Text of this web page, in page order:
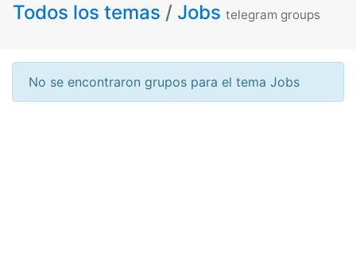
Todos los temas / Jobs telegram groups
No se encontraron grupos para el tema Jobs